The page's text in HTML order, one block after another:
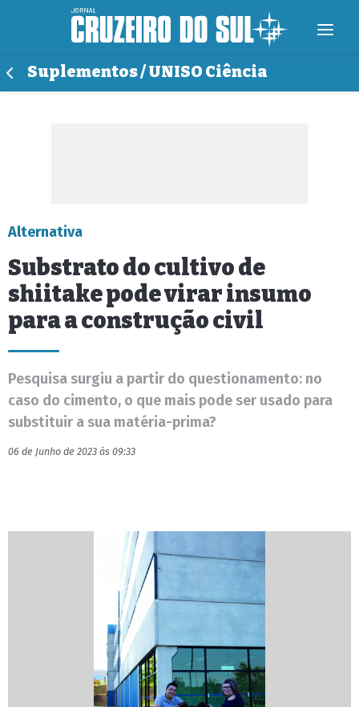
Suplementos / UNISO Ciência
Alternativa
Substrato do cultivo de
shiitake pode virar insumo
para a construção civil
Pesquisa surgiu a partir do questionamento: no
caso do cimento, o que mais pode ser usado para
substituir a sua matéria-prima?
06 de Junho de 2023 às 09:33